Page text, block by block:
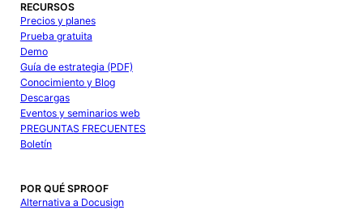
RECURSOS
Precios y planes
Prueba gratuita
Demo
Guía de estrategia (PDF)
Conocimiento y Blog
Descargas
Eventos y seminarios web
PREGUNTAS FRECUENTES
Boletín
POR QUÉ SPROOF
Alternativa a Docusign